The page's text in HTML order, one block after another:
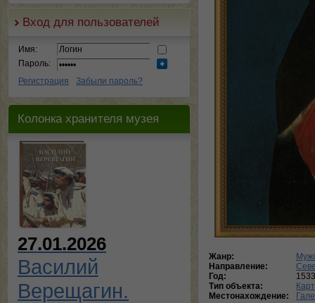
Вход для пользователей
Имя:
Пароль:
Регистрация
Забыли пароль?
Колонка хранителя музея
27.01.2026
Василий
Верещагин.
Жанр:
Направление:
Год:
1533
Тип объекта:
Местонахождение: